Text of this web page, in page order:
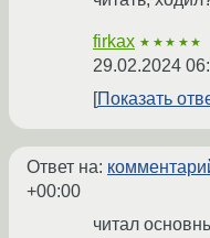
firkax ★★★★★
29.02.2024
Показать
Ответ на:
+00:00
читал